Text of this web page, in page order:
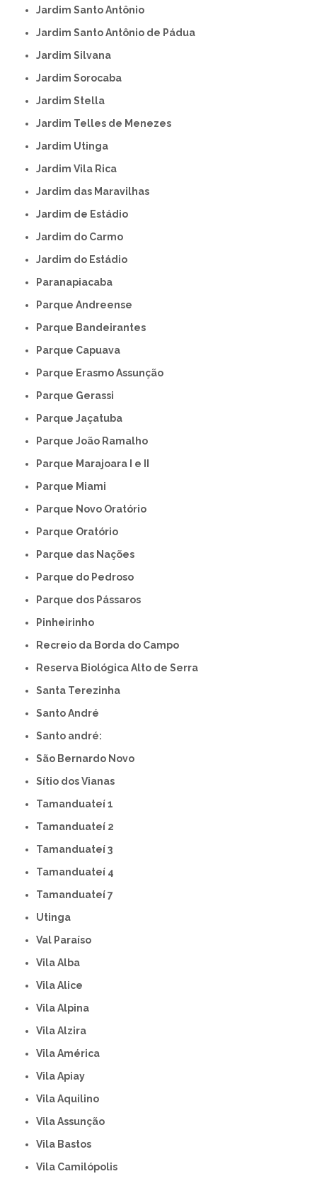
Jardim Santo Antônio
Jardim Santo Antônio de Pádua
Jardim Silvana
Jardim Sorocaba
Jardim Stella
Jardim Telles de Menezes
Jardim Utinga
Jardim Vila Rica
Jardim das Maravilhas
Jardim de Estádio
Jardim do Carmo
Jardim do Estádio
Paranapiacaba
Parque Andreense
Parque Bandeirantes
Parque Capuava
Parque Erasmo Assunção
Parque Gerassi
Parque Jaçatuba
Parque João Ramalho
Parque Marajoara I e II
Parque Miami
Parque Novo Oratório
Parque Oratório
Parque das Nações
Parque do Pedroso
Parque dos Pássaros
Pinheirinho
Recreio da Borda do Campo
Reserva Biológica Alto de Serra
Santa Terezinha
Santo André
Santo andré:
São Bernardo Novo
Sítio dos Vianas
Tamanduateí 1
Tamanduateí 2
Tamanduateí 3
Tamanduateí 4
Tamanduateí 7
Utinga
Val Paraíso
Vila Alba
Vila Alice
Vila Alpina
Vila Alzira
Vila América
Vila Apiay
Vila Aquilino
Vila Assunção
Vila Bastos
Vila Camilópolis